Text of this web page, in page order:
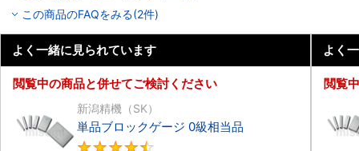
この商品のFAQをみる(2件)
よく一緒に見られています
閲覧中の商品と併せてご検討ください
新潟精機（SK）
単品ブロックゲージ 0級相当品
よく
閲覧